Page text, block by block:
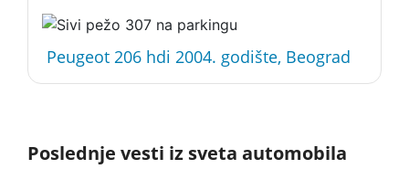
Peugeot 206 hdi 2004. godište, Beograd
Poslednje vesti iz sveta automobila